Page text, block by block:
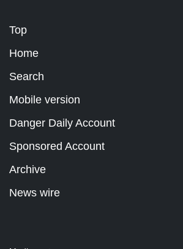
Top
Home
Search
Mobile version
Danger Daily Account
Sponsored Account
Archive
News wire